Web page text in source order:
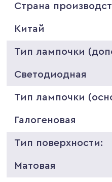
Страна
Китай
Тип лампочки
Светодиодная
Тип лампочки
Галогеновая
Тип поверхности:
Матовая